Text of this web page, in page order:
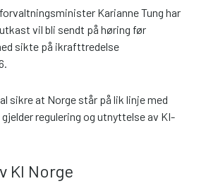
Karianne Tung har
vil bli sendt på høring før
sikte på ikrafttredelse
sikre at Norge står på lik linje med
regulering og utnyttelse av KI-
KI Norge